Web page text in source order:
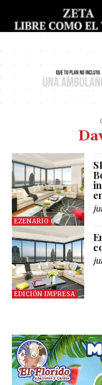
EZENARIO
EDICIÓN IMPRESA